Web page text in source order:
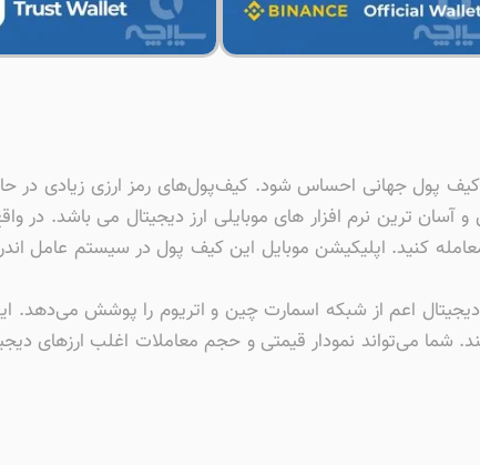
پول جهانی احساس شود. کیف‌پول‌های رمز ارزی زیادی در
آسان ترین نرم افزار های موبایلی ارز دیجیتال می باشد. در
اعم از شبکه اسمارت چین و اتریوم را پوشش می‌دهد.
شما می‌تواند نمودار قیمتی و حجم معاملات اغلب ارزهای